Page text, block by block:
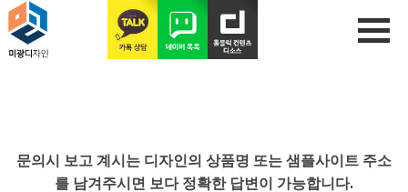
문의시 보고 계시는 디자인의 상품명 또는 샘플사이트 주소
를 남겨주시면 보다 정확한 답변이 가능합니다.